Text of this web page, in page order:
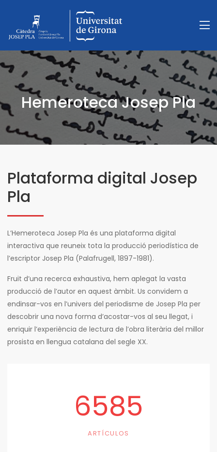
Hemeroteca Josep Pla
Plataforma digital Josep
Pla
L’Hemeroteca Josep Pla és una plataforma digital
interactiva que reuneix tota la producció periodística de
l’escriptor Josep Pla (Palafrugell, 1897-1981).
Fruit d’una recerca exhaustiva, hem aplegat la vasta
producció de l’autor en aquest àmbit. Us convidem a
endinsar-vos en l’univers del periodisme de Josep Pla per
descobrir una nova forma d’acostar-vos al seu llegat, i
enriquir l’experiència de lectura de l’obra literària del millor
prosista en llengua catalana del segle XX.
6585
ARTÍCULOS